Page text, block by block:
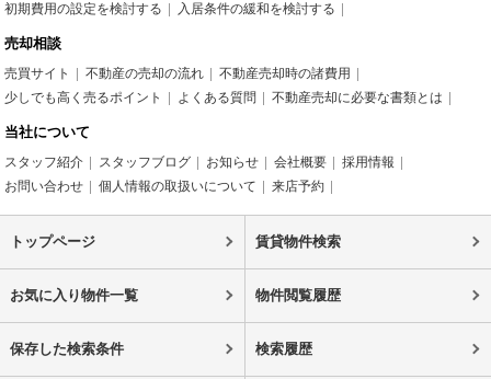
初期費用の設定を検討する
入居条件の緩和を検討する
売却相談
売買サイト 不動産の売却の流れ
不動産売却時の諸費用
少しでも高く売るポイント
よくある質問 不動産売却に必要な書類とは
当社について
スタッフ紹介 スタッフブログ お知らせ 会社概要
採用情報
お問い合わせ
個人情報の取扱いについて 来店予約
トップページ 賃貸物件検索
お気に入り物件一覧 物件閲覧履歴
保存した検索条件 検索履歴